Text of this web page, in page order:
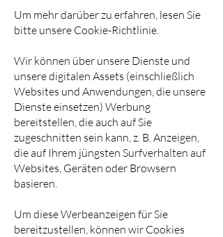
Um mehr darüber zu erfahren, lesen Sie
bitte unsere Cookie-Richtlinie.
Wir können über unsere Dienste und
unsere digitalen Assets (einschließlich
Websites und Anwendungen, die unsere
Dienste einsetzen) Werbung
bereitstellen, die auch auf Sie
zugeschnitten sein kann, z. B. Anzeigen,
die auf Ihrem jüngsten Surfverhalten auf
Websites, Geräten oder Browsern
basieren.
Um diese Werbeanzeigen für Sie
bereitzustellen, können wir Cookies